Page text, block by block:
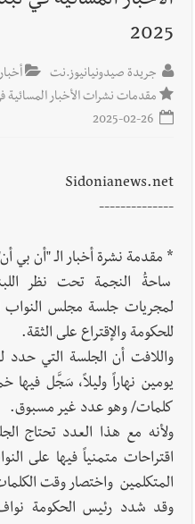
أخبار لبنان الطقس غدا غائم
جبلا وداخلا
قوى الأمن
توقيف 6 مروّجين وضبط كميات من المخدّرات
الله؟
أخبار العالم الرئيس الأميركي
وإعلام إيراني: الاتّفاق مع
أخبار صيدا
مفرزة صيدا
استدراج وابتزاز واعتداء جنسي
2025
جريدة صيدونيانيوز.نت
مقدمات نشرات الأخبار المسائية في
Sidonianews.net
--------------
* مقدمة نشرة أخبار الـ "أن بي
ساحةُ النجمة تحت نظر
لمجريات جلسة مجلس النواب
للحكومة والإقتراع على الثقة.
واللافت أن الجلسة التي
يومين نهاراً وليلاً، سَجَّل فيها
كلمات/ وهو عدد غير مسبوق.
ولأنه مع هذا العدد تحتاج
اقتراحات متمنياً فيها على
المتكلمين واختصار وقت
وقد شدد رئيس الحكومة